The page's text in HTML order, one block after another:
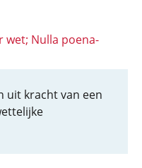
wet; Nulla poena-
uit kracht van een